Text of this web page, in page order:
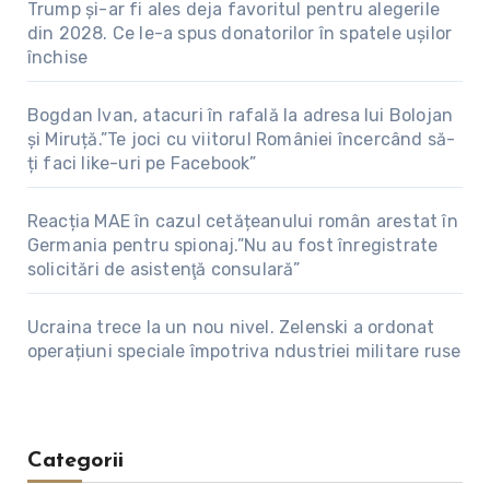
Trump și-ar fi ales deja favoritul pentru alegerile
din 2028. Ce le-a spus donatorilor în spatele ușilor
închise
Bogdan Ivan, atacuri în rafală la adresa lui Bolojan
și Miruță.”Te joci cu viitorul României încercând să-
ți faci like-uri pe Facebook”
Reacția MAE în cazul cetățeanului român arestat în
Germania pentru spionaj.”Nu au fost înregistrate
solicitări de asistenţă consulară”
Ucraina trece la un nou nivel. Zelenski a ordonat
operațiuni speciale împotriva ndustriei militare ruse
Categorii